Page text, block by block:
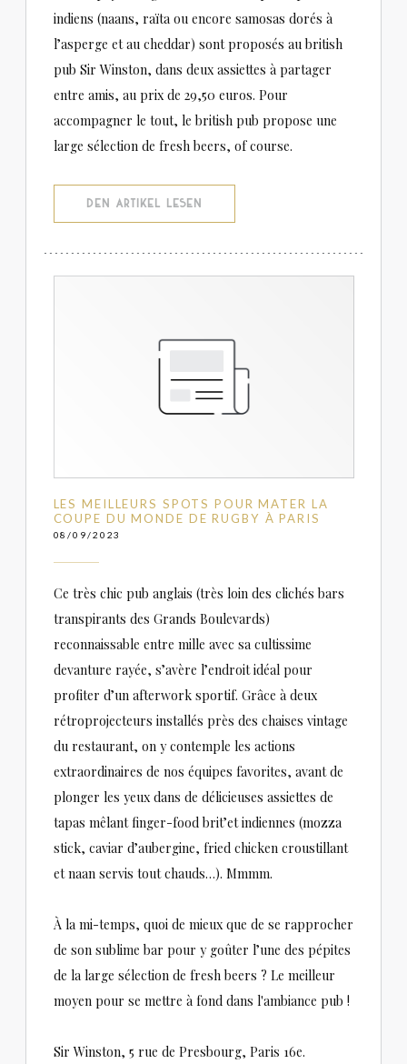
indiens (naans, raïta ou encore samosas dorés à
l’asperge et au cheddar) sont proposés au british
pub Sir Winston, dans deux assiettes à partager
entre amis, au prix de 29,50 euros. Pour
accompagner le tout, le british pub propose une
large sélection de fresh beers, of course.
DEN ARTIKEL LESEN
LES MEILLEURS SPOTS POUR MATER LA
COUPE DU MONDE DE RUGBY À PARIS
08/09/2023
Ce très chic pub anglais (très loin des clichés bars
transpirants des Grands Boulevards)
reconnaissable entre mille avec sa cultissime
devanture rayée, s’avère l’endroit idéal pour
profiter d’un afterwork sportif. Grâce à deux
rétroprojecteurs installés près des chaises vintage
du restaurant, on y contemple les actions
extraordinaires de nos équipes favorites, avant de
plonger les yeux dans de délicieuses assiettes de
tapas mêlant finger-food brit’et indiennes (mozza
stick, caviar d’aubergine, fried chicken croustillant
et naan servis tout chauds…). Mmmm.
À la mi-temps, quoi de mieux que de se rapprocher
de son sublime bar pour y goûter l’une des pépites
de la large sélection de fresh beers ? Le meilleur
moyen pour se mettre à fond dans l'ambiance pub !
Sir Winston, 5 rue de Presbourg, Paris 16e.